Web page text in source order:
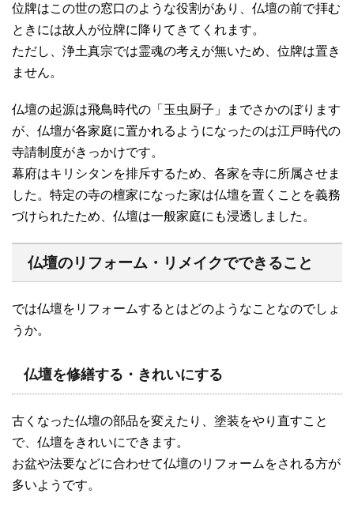
位牌はこの世の窓口のような役割があり、仏壇の前で拝む
ときには故人が位牌に降りてきてくれます。
ただし、浄土真宗では霊魂の考えが無いため、位牌は置き
ません。
仏壇の起源は飛鳥時代の「玉虫厨子」までさかのぼります
が、仏壇が各家庭に置かれるようになったのは江戸時代の
寺請制度がきっかけです。
幕府はキリシタンを排斥するため、各家を寺に所属させま
した。特定の寺の檀家になった家は仏壇を置くことを義務
づけられたため、仏壇は一般家庭にも浸透しました。
仏壇のリフォーム・リメイクでできること
では仏壇をリフォームするとはどのようなことなのでしょ
うか。
仏壇を修繕する・きれいにする
古くなった仏壇の部品を変えたり、塗装をやり直すこと
で、仏壇をきれいにできます。
お盆や法要などに合わせて仏壇のリフォームをされる方が
多いようです。